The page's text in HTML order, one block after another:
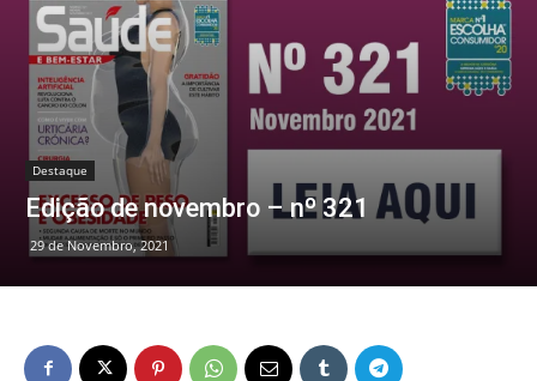
Destaque
Edição de novembro – nº 321
29 de Novembro, 2021